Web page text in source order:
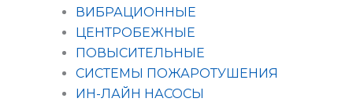
ВИБРАЦИОННЫЕ
ЦЕНТРОБЕЖНЫЕ
ПОВЫСИТЕЛЬНЫЕ
СИСТЕМЫ ПОЖАРОТУШЕНИЯ
ИН-ЛАЙН НАСОСЫ